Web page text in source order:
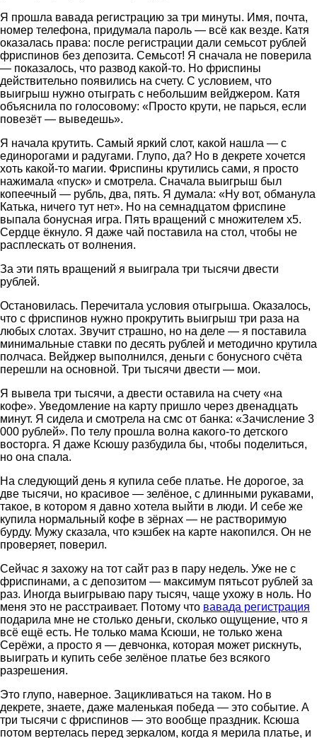
Я прошла вавада регистрацию за три минуты. Имя, почта,
номер телефона, придумала пароль — всё как везде. Катя
оказалась права: после регистрации дали семьсот рублей
фриспинов без депозита. Семьсот! Я сначала не поверила
— показалось, что развод какой-то. Но фриспины
действительно появились на счету. С условием, что
выигрыш нужно отыграть с небольшим вейджером. Катя
объяснила по голосовому: «Просто крути, не парься, если
повезёт — выведешь».
Я начала крутить. Самый яркий слот, какой нашла — с
единорогами и радугами. Глупо, да? Но в декрете хочется
хоть какой-то магии. Фриспины крутились сами, я просто
нажимала «пуск» и смотрела. Сначала выигрыш был
копеечный — рубль, два, пять. Я думала: «Ну вот, обманула
Катька, ничего тут нет». Но на семнадцатом фриспине
выпала бонусная игра. Пять вращений с множителем х5.
Сердце ёкнуло. Я даже чай поставила на стол, чтобы не
расплескать от волнения.
За эти пять вращений я выиграла три тысячи двести
рублей.
Остановилась. Перечитала условия отыгрыша. Оказалось,
что с фриспинов нужно прокрутить выигрыш три раза на
любых слотах. Звучит страшно, но на деле — я поставила
минимальные ставки по десять рублей и методично крутила
полчаса. Вейджер выполнился, деньги с бонусного счёта
перешли на основной. Три тысячи двести — мои.
Я вывела три тысячи, а двести оставила на счету «на
кофе». Уведомление на карту пришло через двенадцать
минут. Я сидела и смотрела на смс от банка: «Зачисление 3
000 рублей». По телу прошла волна какого-то детского
восторга. Я даже Ксюшу разбудила бы, чтобы поделиться,
но она спала.
На следующий день я купила себе платье. Не дорогое, за
две тысячи, но красивое — зелёное, с длинными рукавами,
такое, в котором я давно хотела выйти в люди. И себе же
купила нормальный кофе в зёрнах — не растворимую
бурду. Мужу сказала, что кэшбек на карте накопился. Он не
проверяет, поверил.
Сейчас я захожу на тот сайт раз в пару недель. Уже не с
фриспинами, а с депозитом — максимум пятьсот рублей за
раз. Иногда выигрываю пару тысяч, чаще ухожу в ноль. Но
меня это не расстраивает. Потому что вавада регистрация
подарила мне не столько деньги, сколько ощущение, что я
всё ещё есть. Не только мама Ксюши, не только жена
Серёжи, а просто я — девчонка, которая может рискнуть,
выиграть и купить себе зелёное платье без всякого
разрешения.
Это глупо, наверное. Зацикливаться на таком. Но в
декрете, знаете, даже маленькая победа — это событие. А
три тысячи с фриспинов — это вообще праздник. Ксюша
потом вертелась перед зеркалом, когда я мерила платье, и